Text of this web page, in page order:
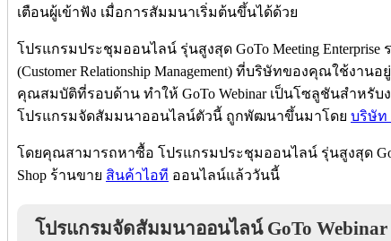
เตือนผู้เข้าฟัง เมื่อการสัมมนาเริ่มต้นขึ้นได้ด้วย
โปรแกรมประชุมออนไลน์ รุ่นสูงสุด GoTo Meeting
(Customer Relationship Management) ที่บริษัทของคุณใช้งาน
คุณสมบัติที่รอบด้าน ทำให้ GoTo Webinar เป็นโซลูชันสำหรั
โปรแกรมจัดสัมมนาออนไลน์ตัวนี้ ถูกพัฒนาขึ้นมาโดย บริษัท
โดยคุณสามารถหาซื้อ โปรแกรมประชุมออนไลน์ รุ่นสูงสุด
Shop ร้านขาย สินค้าไอที ออนไลน์แล้ววันนี้
โปรแกรมจัดสัมมนาออนไลน์ GoTo